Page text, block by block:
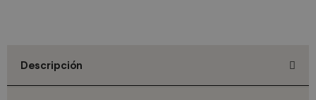
Descripción